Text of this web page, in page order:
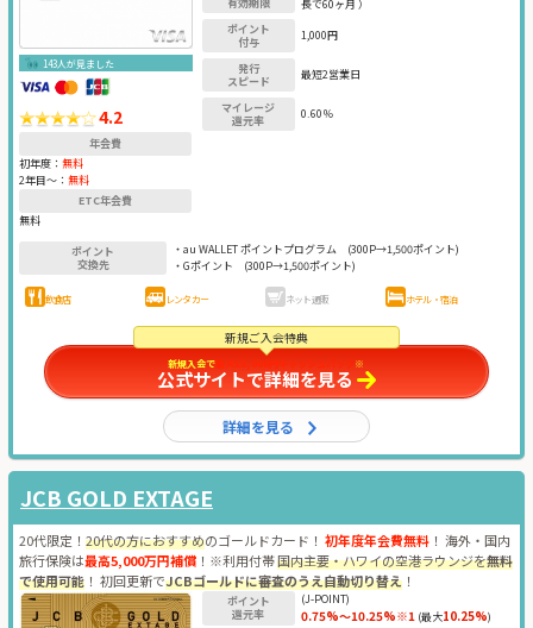
143人が見ました
4.2
年会費
初年度： 無料
2年目〜： 無料
ETC年会費
無料
長で60ヶ月 ）
ポイント
付与
1,000円
発行
スピード
最短2営業日
マイレージ
還元率
0.60％
ポイント
交換先
・au WALLET ポイントプログラム (300P→1,500ポイント)
・Gポイント (300P→1,500ポイント)
飲食店 レンタカー ネット通販 ホテル・宿泊
新規入会で ※
新規ご入会特典
公式サイトで詳細を見る
詳細を見る
JCB GOLD EXTAGE
20代限定！ 20代の方におすすめのゴールドカード！ 初年度年会費無料 ！ 海外・国内
旅行保険は最高5,000万円補償 ！※利用付帯国内主要・ハワイの空港ラウンジを無料
で使用可能 ！ 初回更新でJCBゴールドに審査のうえ自動切り替え ！
ポイント
還元率
(J-POINT)
0.75%～10.25%※1(最大10.25%)